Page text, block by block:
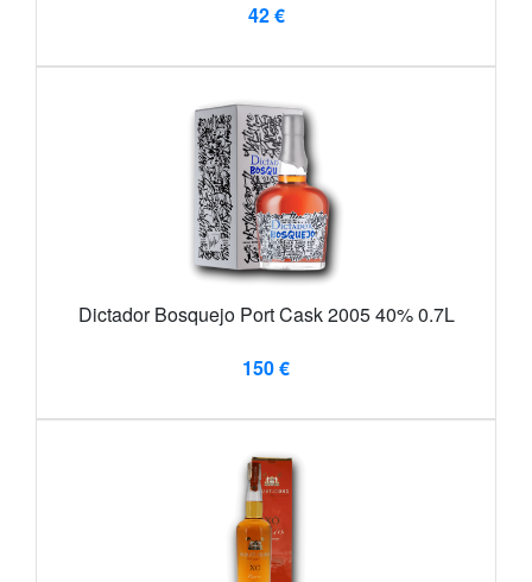
42 €
Dictador Bosquejo Port Cask 2005 40% 0.7L
150 €